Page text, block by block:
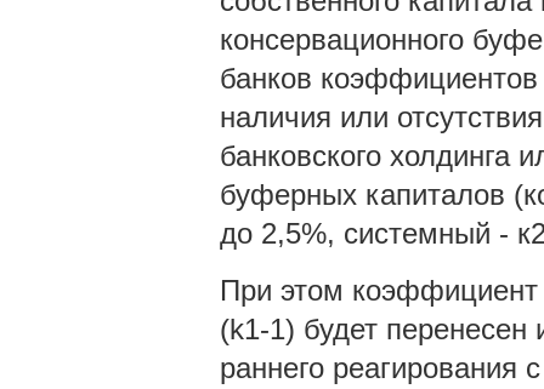
консервационного
банков коэффициентов
наличия или
банковского холдинга
буферных капиталов
до 2,5%, системный -
При этом коэффициент
(k1-1) будет
раннего